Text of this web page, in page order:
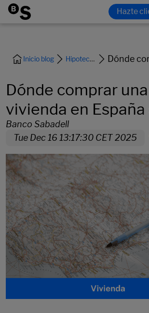
Inicio blog Hipoteca y vivienda
Dónde comprar una
vivienda en
Banco Sabadell
Tue Dec 16 13:17:30 CET 2025